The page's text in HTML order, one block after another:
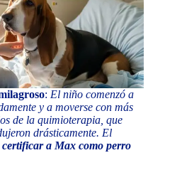
: El niño comenzó a
y a moverse con más
de la quimioterapia, que
drásticamente. El
a Max como perro